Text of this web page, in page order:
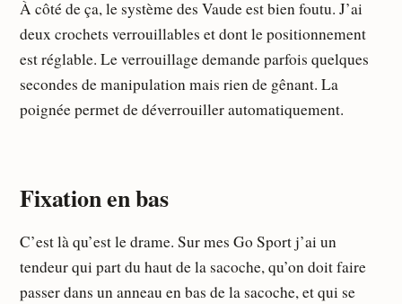
À côté de ça, le système des Vaude est bien foutu. J’ai
deux crochets verrouillables et dont le positionnement
est réglable. Le verrouillage demande parfois quelques
secondes de manipulation mais rien de gênant. La
poignée permet de déverrouiller automatiquement.
Fixation en bas
C’est là qu’est le drame. Sur mes Go Sport j’ai un
tendeur qui part du haut de la sacoche, qu’on doit faire
passer dans un anneau en bas de la sacoche, et qui se